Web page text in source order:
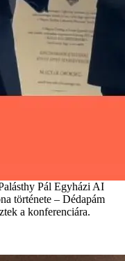
Pál Egyházi AI
története – Dédapám
a konferenciára.